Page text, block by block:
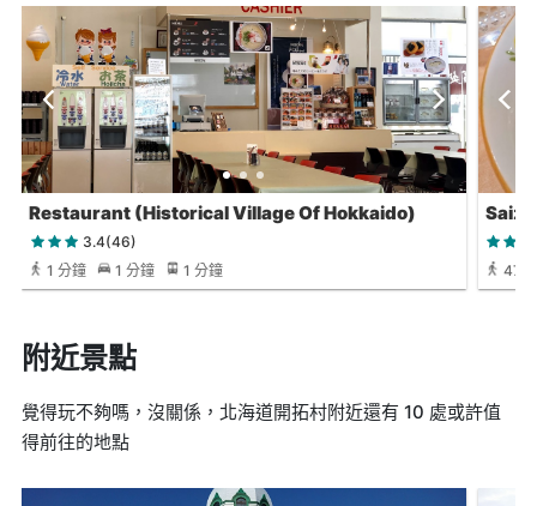
Restaurant (Historical Village Of Hokkaido)
3.4(46)
1 分鐘
1 分鐘 1 分鐘 47
附近景點
覺得玩不夠嗎，沒關係，北海道開拓村附近還有 10 處或許值
得前往的地點